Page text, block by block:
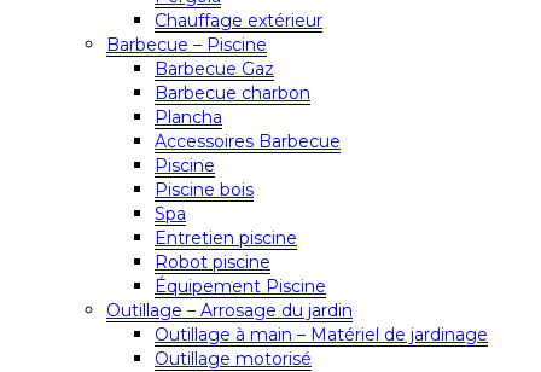
Chauffage extérieur
Barbecue – Piscine
Barbecue Gaz
Barbecue charbon
Plancha
Accessoires Barbecue
Piscine
Piscine bois
Spa
Entretien piscine
Robot piscine
Équipement Piscine
Outillage – Arrosage du jardin
Outillage à main – Matériel de jardinage
Outillage motorisé